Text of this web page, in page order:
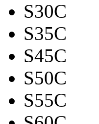
S30C
S35C
S45C
S50C
S55C